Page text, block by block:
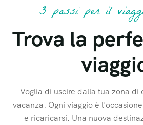
3 passi per il
Trova la
Voglia di uscire dalla tua zona di
vacanza. Ogni viaggio è
e ricaricarsi. Una nuova